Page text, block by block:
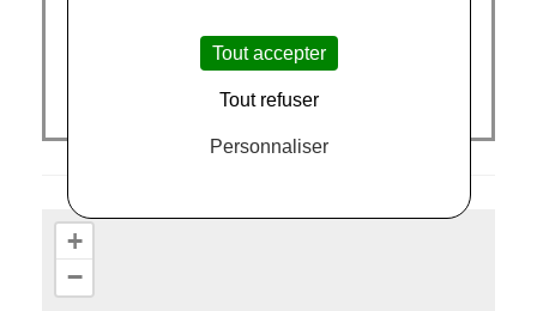
+
−
Tout accepter
Tout refuser
Personnaliser